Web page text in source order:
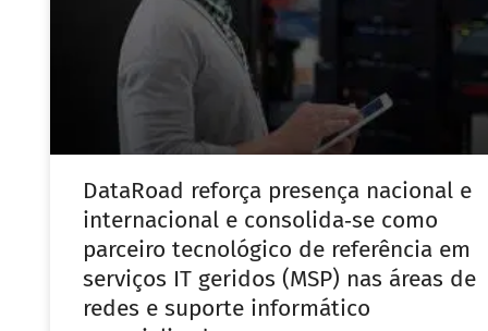
DataRoad reforça presença nacional e
internacional e consolida‑se como
parceiro tecnológico de referência em
serviços IT geridos (MSP) nas áreas de
redes e suporte informático